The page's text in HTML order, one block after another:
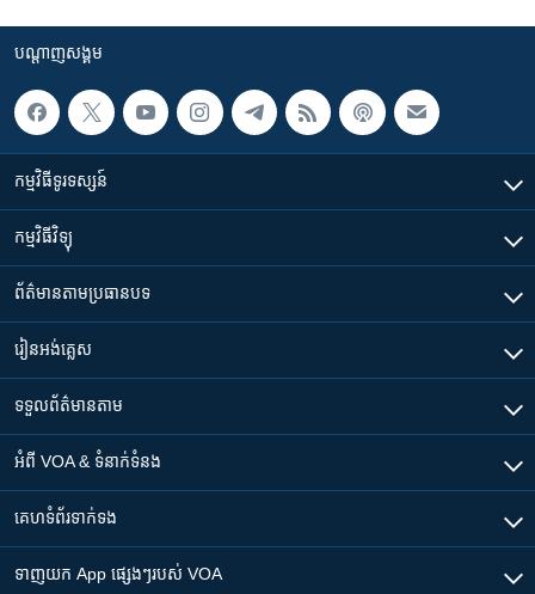
បណ្តាញ​សង្គម
កម្មវិធី​ទូរទស្សន៍
កម្មវិធី​វិទ្យុ
ព័ត៌មាន​តាមប្រធានបទ​
រៀន​​អង់គ្លេស
ទទួល​ព័ត៌មាន​តាម
អំពី​ VOA & ទំនាក់ទំនង
គេហទំព័រ​​ទាក់ទង
ទាញយក​ App ផ្សេងៗ​របស់​ VOA